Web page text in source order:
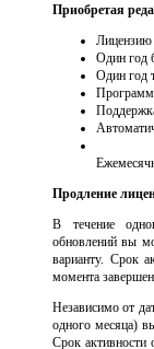
Приобретая
Лицензию
Один год
Один год
Продление
В течение
обновлений вы
варианту. Срок
момента
Независимо от
одного месяца)
Срок активности